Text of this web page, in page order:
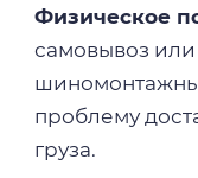
Физическое
самовывоз
проблему
груза.